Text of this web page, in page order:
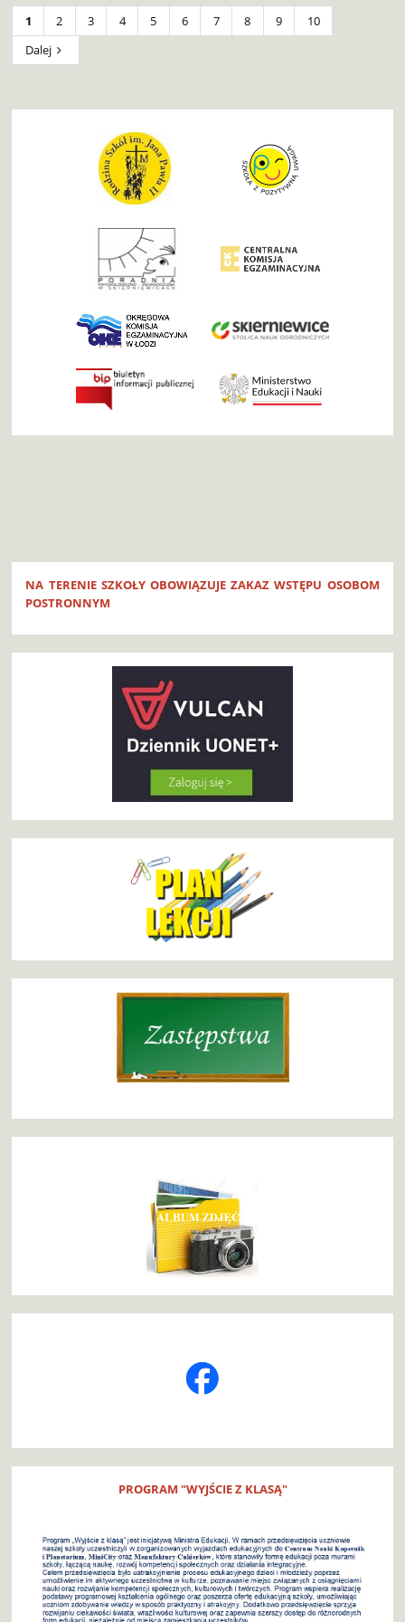
1 2 3 4 5 6 7 8 9
10
Dalej
NA TERENIE SZKOŁY OBOWIĄZUJE ZAKAZ WSTĘPU OSOBOM
POSTRONNYM
PROGRAM "WYJŚCIE Z KLASĄ"